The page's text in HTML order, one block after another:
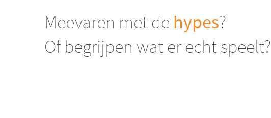
Meevaren met de hypes?
Of begrijpen wat er echt speelt?